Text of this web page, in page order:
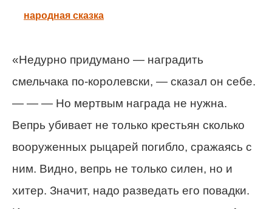
народная сказка
«Недурно придумано — наградить
смельчака по-королевски, — сказал он себе.
— — — Но мертвым награда не нужна.
Вепрь убивает не только крестьян сколько
вооруженных рыцарей погибло, сражаясь с
ним. Видно, вепрь не только силен, но и
хитер. Значит, надо разведать его повадки.